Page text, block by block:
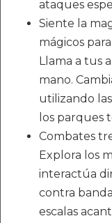
ataques
Siente la
mágicos
Llama a tus
mano.
utilizando
los parques
Combates
Explora los
interactúa
contra
escalas